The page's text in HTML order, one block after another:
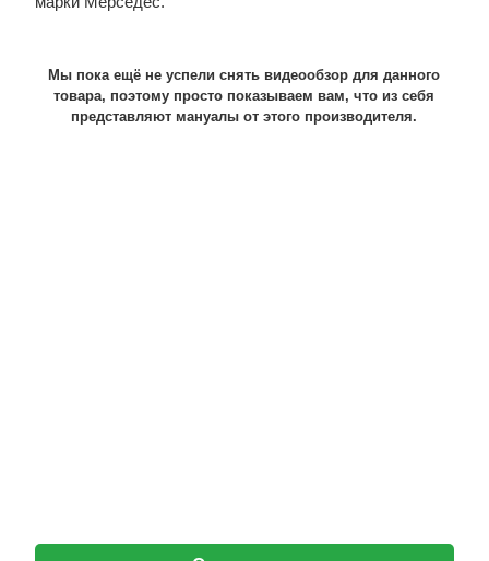
Мы пока ещё не успели снять видеообзор для данного
товара, поэтому просто показываем вам, что из себя
представляют мануалы от этого производителя.